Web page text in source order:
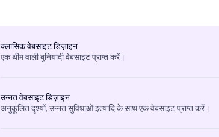
क्लासिक वेबसाइट डिज़ाइन
एक थीम वाली बुनियादी वेबसाइट प्राप्त करें।
उन्नत वेबसाइट डिज़ाइन
अनुकूलित दृश्यों, उन्नत सुविधाओं इत्यादि के साथ एक वेबसाइट प्राप्त करें।